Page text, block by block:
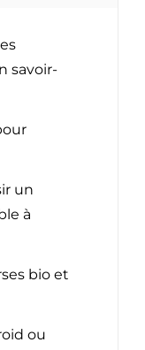
savoir-
un
à
bio et
ou